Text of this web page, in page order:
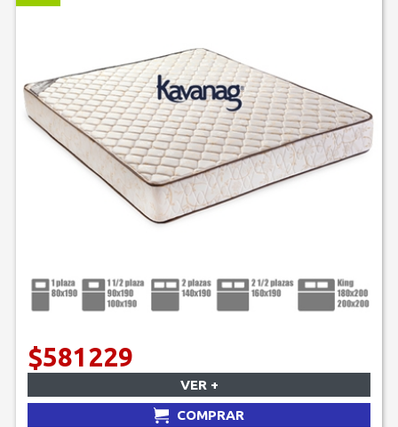
$581229
VER +
COMPRAR